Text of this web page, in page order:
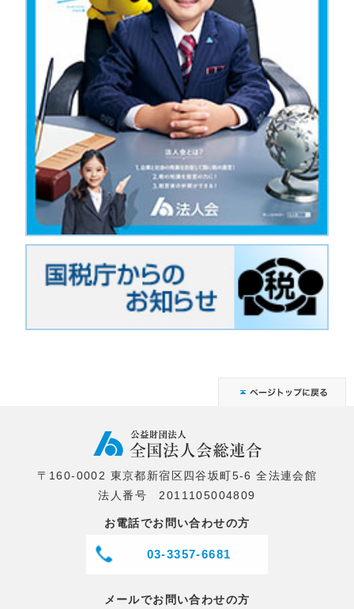
〒160-0002 東京都新宿区四谷坂町5-6 全法連会館
法人番号 2011105004809
お電話でお問い合わせの方
03-3357-6681
メールでお問い合わせの方